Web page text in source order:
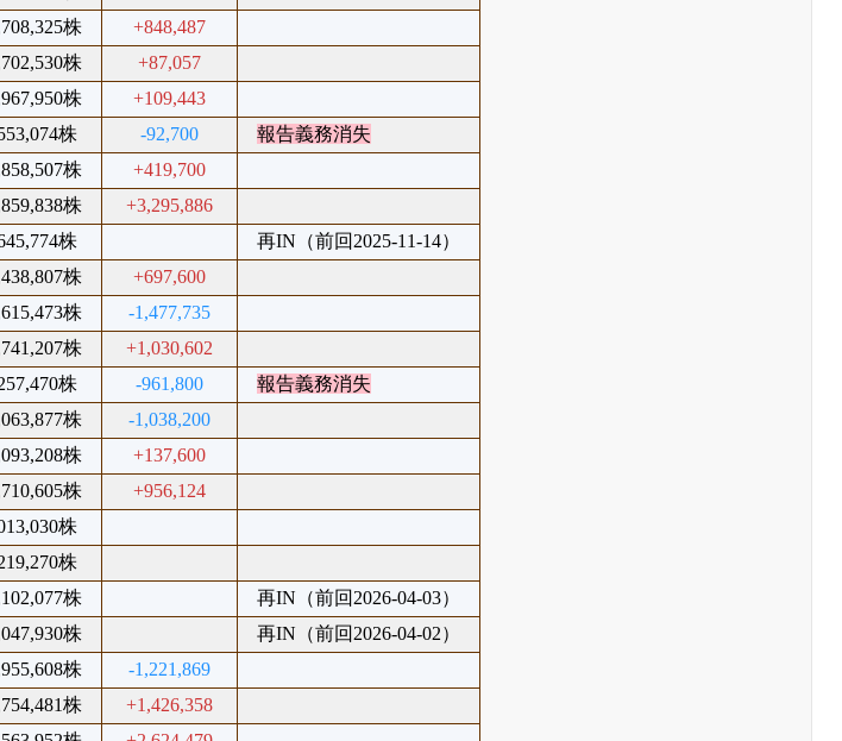
株
+848,487
株
+87,057
株
+109,443
株 -92,700
報告義務消失
株
+419,700
株
+3,295,886
株
再IN（前回2025-11-14）
株
+697,600
株
-1,477,735
株
+1,030,602
株 -961,800
報告義務消失
株
-1,038,200
株
+137,600
株
+956,124
株
株
株
再IN（前回2026-04-03）
株
再IN（前回2026-04-02）
株
-1,221,869
株
+1,426,358